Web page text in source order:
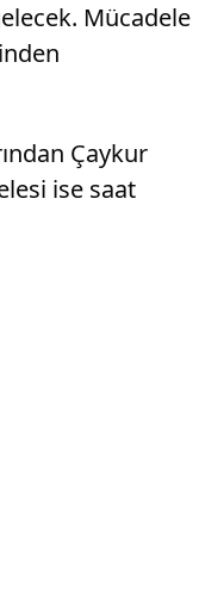
Mücadele
Çaykur
ise saat